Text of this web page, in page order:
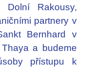
Dolní Rakousy,
partnery v
Bernhard v
a budeme
přístupu k